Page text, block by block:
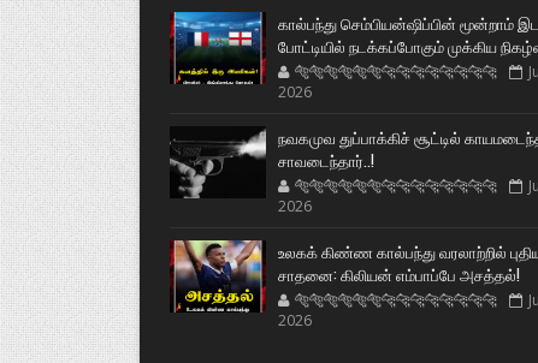
கால்பந்து செம்பியன்ஷிப்பின் மூன்றாம் இட
போட்டியில் நடக்கப்போகும் முக்கிய
🐅🐅🐅🐅🐅🐅🐆🐆🐆🐆🐆🐆🐆🐆
2026
நவகமுவ துப்பாக்கிச் சூட்டில்
சாவடைந்தார்..!
🐅🐅🐅🐅🐅🐅🐆🐆🐆🐆🐆🐆🐆🐆
2026
உலகக் கிண்ண கால்பந்து வரலாற்றில்
சாதனை: கிலியன் எம்பாப்பே அசத்தல்!
🐅🐅🐅🐅🐅🐅🐆🐆🐆🐆🐆🐆🐆🐆
2026